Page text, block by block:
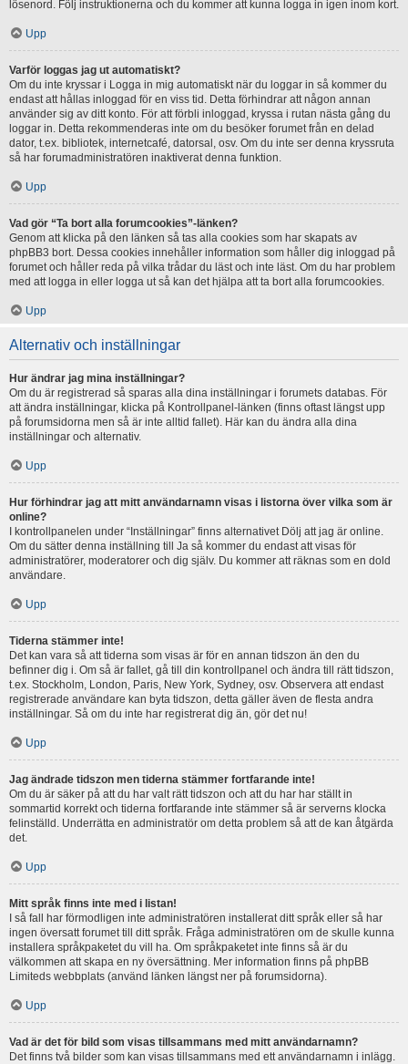
lösenord. Följ instruktionerna och du kommer att kunna logga in igen inom kort.
Upp
Varför loggas jag ut automatiskt?
Om du inte kryssar i Logga in mig automatiskt när du loggar in så kommer du
endast att hållas inloggad för en viss tid. Detta förhindrar att någon annan
använder sig av ditt konto. För att förbli inloggad, kryssa i rutan nästa gång du
loggar in. Detta rekommenderas inte om du besöker forumet från en delad
dator, t.ex. bibliotek, internetcafé, datorsal, osv. Om du inte ser denna kryssruta
så har forumadministratören inaktiverat denna funktion.
Upp
Vad gör “Ta bort alla forumcookies”-länken?
Genom att klicka på den länken så tas alla cookies som har skapats av
phpBB3 bort. Dessa cookies innehåller information som håller dig inloggad på
forumet och håller reda på vilka trådar du läst och inte läst. Om du har problem
med att logga in eller logga ut så kan det hjälpa att ta bort alla forumcookies.
Upp
Alternativ och inställningar
Hur ändrar jag mina inställningar?
Om du är registrerad så sparas alla dina inställningar i forumets databas. För
att ändra inställningar, klicka på Kontrollpanel-länken (finns oftast längst upp
på forumsidorna men så är inte alltid fallet). Här kan du ändra alla dina
inställningar och alternativ.
Upp
Hur förhindrar jag att mitt användarnamn visas i listorna över vilka som är
online?
I kontrollpanelen under “Inställningar” finns alternativet Dölj att jag är online.
Om du sätter denna inställning till Ja så kommer du endast att visas för
administratörer, moderatorer och dig själv. Du kommer att räknas som en dold
användare.
Upp
Tiderna stämmer inte!
Det kan vara så att tiderna som visas är för en annan tidszon än den du
befinner dig i. Om så är fallet, gå till din kontrollpanel och ändra till rätt tidszon,
t.ex. Stockholm, London, Paris, New York, Sydney, osv. Observera att endast
registrerade användare kan byta tidszon, detta gäller även de flesta andra
inställningar. Så om du inte har registrerat dig än, gör det nu!
Upp
Jag ändrade tidszon men tiderna stämmer fortfarande inte!
Om du är säker på att du har valt rätt tidszon och att du har har ställt in
sommartid korrekt och tiderna fortfarande inte stämmer så är serverns klocka
felinställd. Underrätta en administratör om detta problem så att de kan åtgärda
det.
Upp
Mitt språk finns inte med i listan!
I så fall har förmodligen inte administratören installerat ditt språk eller så har
ingen översatt forumet till ditt språk. Fråga administratören om de skulle kunna
installera språkpaketet du vill ha. Om språkpaketet inte finns så är du
välkommen att skapa en ny översättning. Mer information finns på phpBB
Limiteds webbplats (använd länken längst ner på forumsidorna).
Upp
Vad är det för bild som visas tillsammans med mitt användarnamn?
Det finns två bilder som kan visas tillsammans med ett användarnamn i inlägg.